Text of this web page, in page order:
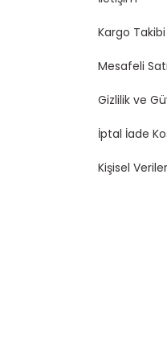
Kargo Takibi
Mesafeli
Gizlilik ve
İptal İade
Kişisel